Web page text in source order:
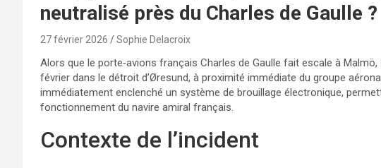
neutralisé près du Charles de Gaulle ?
27 février 2026 Sophie Delacroix
Alors que le porte‑avions français Charles de Gaulle fait escale à
février dans le détroit d’Øresund, à proximité immédiate du groupe
immédiatement enclenché un système de brouillage électronique,
fonctionnement du navire amiral français.
Contexte de l’incident